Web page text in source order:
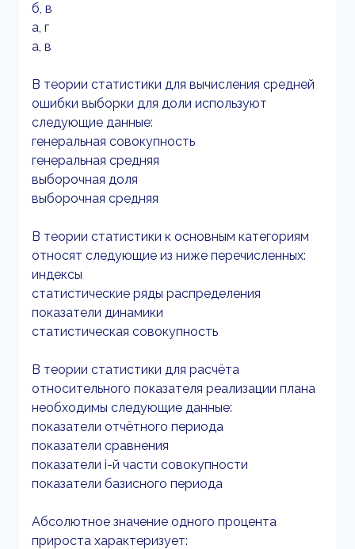
б, в
а, г
а, в
В теории статистики для вычисления средней
ошибки выборки для доли используют
следующие данные:
генеральная совокупность
генеральная средняя
выборочная доля
выборочная средняя
В теории статистики к основным категориям
относят следующие из ниже перечисленных:
индексы
статистические ряды распределения
показатели динамики
статистическая совокупность
В теории статистики для расчёта
относительного показателя реализации плана
необходимы следующие данные:
показатели отчётного периода
показатели сравнения
показатели i-й части совокупности
показатели базисного периода
Абсолютное значение одного процента
прироста характеризует: